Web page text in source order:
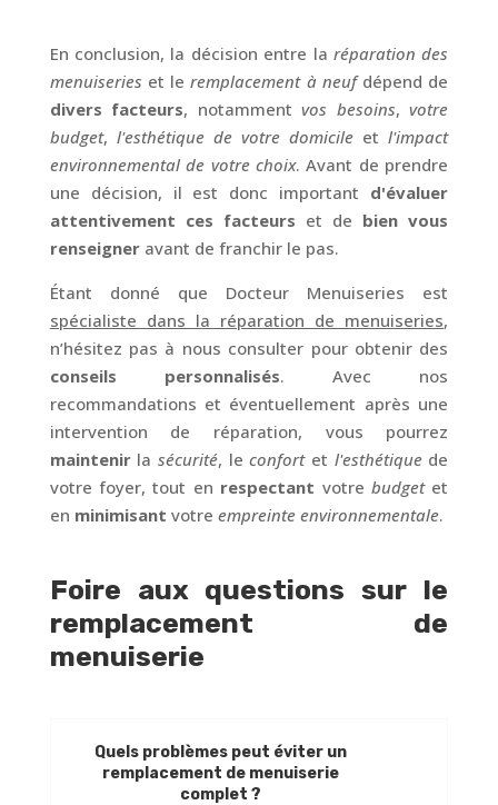
En conclusion, la décision entre la réparation des
menuiseries et leremplacement à neufdépend de
divers facteurs, notammentvos besoins,votre
budget, l'esthétique de votre domicile etl'impact
environnemental de votre choix. Avant de prendre
une décision, il est donc important d'évaluer
attentivement ces facteurs et de bien vous
renseigneravant de franchir le pas.
Étant donné que Docteur Menuiseries est
spécialiste dans la réparation de menuiseries,
n’hésitez pas à nous consulter pour obtenir des
conseils personnalisés. Avec nos
recommandations et éventuellement après une
intervention de réparation, vous pourrez
maintenirlasécurité, leconfortet l'esthétiquede
votre foyer, tout en respectant votre budgetet
en minimisant votre empreinte environnementale.
Foire aux questions sur le
remplacement de
menuiserie
Quels problèmes peut éviter un
remplacement de menuiserie
complet ?